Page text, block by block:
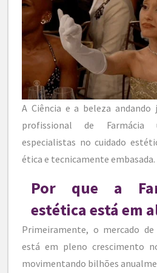
A Ciência e a beleza
profissional de Farmácia
especialistas no cuidado
ética e tecnicamente embasada.
Por que a
estética está em
Primeiramente, o mercado
está em pleno crescimento
movimentando bilhões